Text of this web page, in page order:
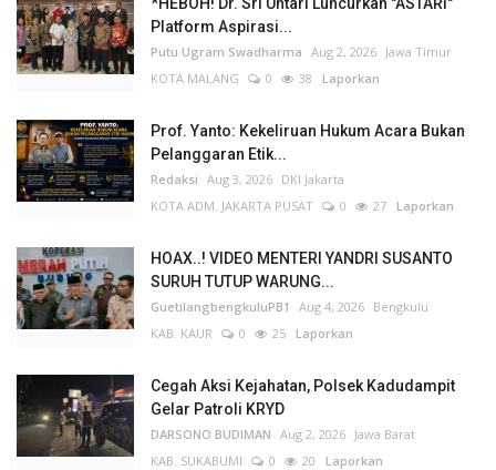
Platform Aspirasi...
Putu Ugram Swadharma Aug 2, 2026 Jawa Timur
KOTA MALANG
0 38 Laporkan
Prof. Yanto: Kekeliruan Hukum Acara Bukan
Pelanggaran Etik...
Redaksi Aug 3, 2026 DKI Jakarta
KOTA ADM. JAKARTA PUSAT
0 27 Laporkan
HOAX..! VIDEO MENTERI YANDRI SUSANTO
SURUH TUTUP WARUNG...
GuetilangbengkuluPB1 Aug 4, 2026 Bengkulu
KAB. KAUR
0 25 Laporkan
Cegah Aksi Kejahatan, Polsek Kadudampit
Gelar Patroli KRYD
DARSONO BUDIMAN Aug 2, 2026 Jawa Barat
KAB. SUKABUMI
0 20 Laporkan